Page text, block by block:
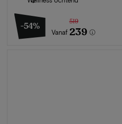
-54%
Vanaf
519
239